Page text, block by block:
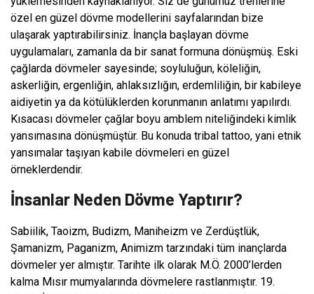
özel en güzel dövme modellerini sayfalarından bize
ulaşarak yaptırabilirsiniz. İnançla başlayan dövme
uygulamaları, zamanla da bir sanat formuna dönüşmüş. Eski
çağlarda dövmeler sayesinde; soyluluğun, köleliğin,
askerliğin, ergenliğin, ahlaksızlığın, erdemliliğin, bir kabileye
aidiyetin ya da kötülüklerden korunmanın anlatımı yapılırdı.
Kısacası dövmeler çağlar boyu amblem niteliğindeki kimlik
yansımasına dönüşmüştür. Bu konuda tribal tattoo, yani etnik
yansımalar taşıyan kabile dövmeleri en güzel
örneklerdendir.
İnsanlar Neden Dövme Yaptırır?
Sabiilik, Taoizm, Budizm, Maniheizm ve Zerdüştlük,
Şamanizm, Paganizm, Animizm tarzındaki tüm inançlarda
dövmeler yer almıştır. Tarihte ilk olarak M.Ö. 2000’lerden
kalma Mısır mumyalarında dövmelere rastlanmıştır. 19.